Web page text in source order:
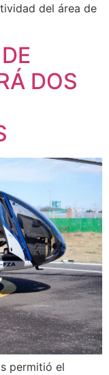
del área de
DOS
permitió el